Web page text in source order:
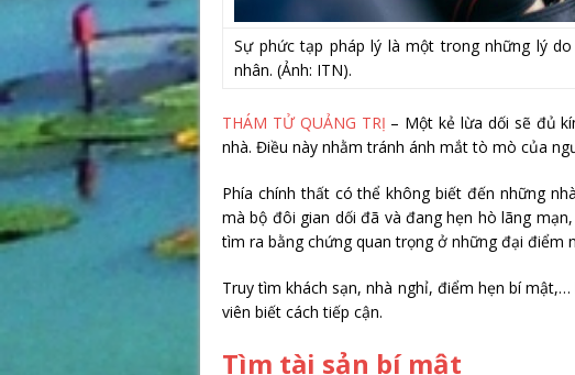
Sự phức tạp pháp lý là một trong những lý
nhân. (Ảnh: ITN).
THÁM TỬ QUẢNG TRỊ – Một kẻ lừa dối sẽ đủ
nhà. Điều này nhằm tránh ánh mắt tò mò của
Phía chính thất có thể không biết đến những
mà bộ đôi gian dối đã và đang hẹn hò lãng
tìm ra bằng chứng quan trọng ở những đại điểm
Truy tìm khách sạn, nhà nghỉ, điểm hẹn bí
viên biết cách tiếp cận.
Tìm tài sản bí mật